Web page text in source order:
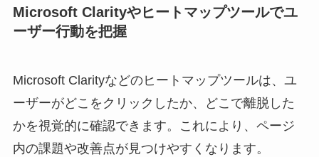
Microsoft Clarityやヒートマップツールでユ
ーザー行動を把握
Microsoft Clarityなどのヒートマップツールは、ユ
ーザーがどこをクリックしたか、どこで離脱した
かを視覚的に確認できます。これにより、ページ
内の課題や改善点が見つけやすくなります。